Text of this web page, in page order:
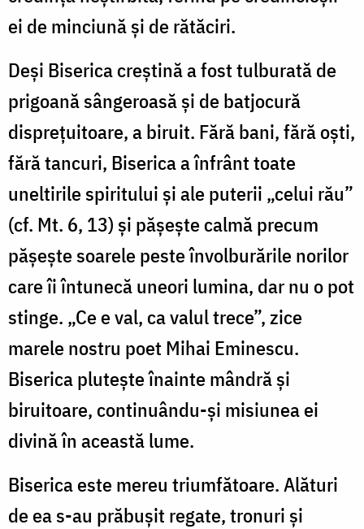
ei de minciună şi de rătăciri.
Deşi Biserica creştină a fost tulburată de
prigoană sângeroasă şi de batjocură
dispreţuitoare, a biruit. Fără bani, fără oşti,
fără tancuri, Biserica a înfrânt toate
uneltirile spiritului şi ale puterii „celui rău”
(cf. Mt. 6, 13) şi păşeşte calmă precum
păşeşte soarele peste învolburările norilor
care îi întunecă uneori lumina, dar nu o pot
stinge. „Ce e val, ca valul trece”, zice
marele nostru poet Mihai Eminescu.
Biserica pluteşte înainte mândră şi
biruitoare, continuându-şi misiunea ei
divină în această lume.
Biserica este mereu triumfătoare. Alături
de ea s-au prăbuşit regate, tronuri şi